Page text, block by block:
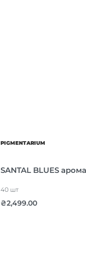
PIGMENTARIUM
SANTAL BLUES
40 шт
₴2,499.00